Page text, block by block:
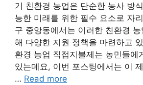
기 친환경 농업은 단순한 농사 방
능한 미래를 위한 필수 요소로 자
구 중앙동에서는 이러한 친환경
해 다양한 지원 정책을 마련하고
환경 농업 직접지불제는 농민들에
있는데요, 이번 포스팅에서는 이
… Read more